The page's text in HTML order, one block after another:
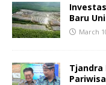
Baru
March
Tjandra